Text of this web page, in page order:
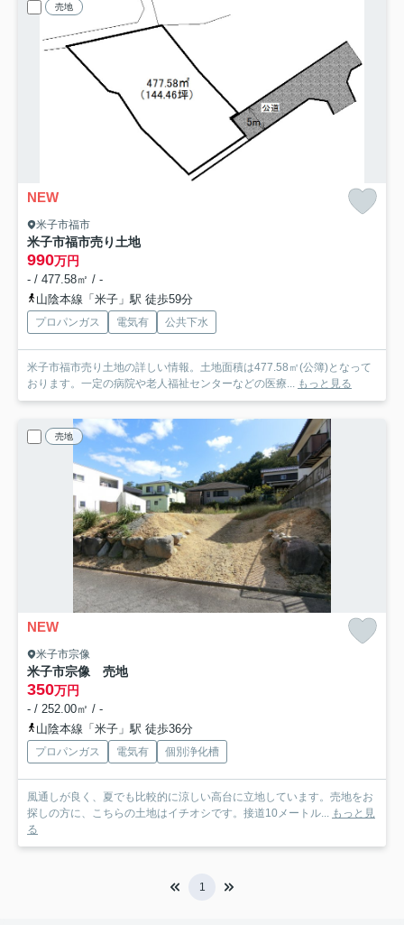
売地
NEW
米子市福市
米子市福市売り土地
990万円
- / 477.58㎡ / -
山陰本線「米子」駅 徒歩59分
プロパンガス 電気有 公共下水
米子市福市売り土地の詳しい情報。土地面積は477.58㎡(公簿)となって
おります。一定の病院や老人福祉センターなどの医療...
もっと見る
売地
NEW
米子市宗像
米子市宗像 売地
350万円
- / 252.00㎡ / -
山陰本線「米子」駅 徒歩36分
プロパンガス 電気有 個別浄化槽
風通しが良く、夏でも比較的に涼しい高台に立地しています。売地をお
探しの方に、こちらの土地はイチオシです。接道10メートル...
もっと見
る
1